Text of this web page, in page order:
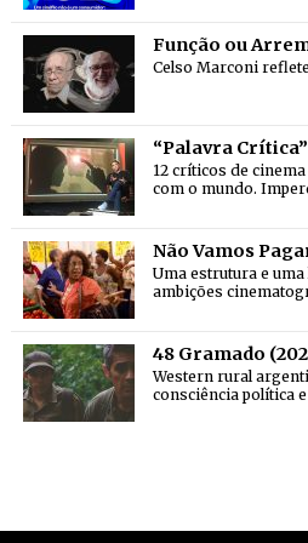
Função ou
Celso Marconi
“Palavra
12 críticos de
com o mundo.
Não Vamos
Uma estrutura e
ambições
48 Gramado
Western rural
consciência política